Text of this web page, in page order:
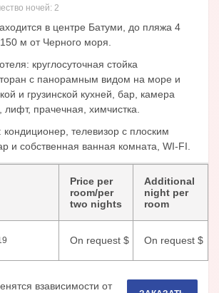
ночей: 2
в центре Батуми, до пляжа 4
м от Черного моря.
круглосуточная стойка
с панорамным видом на море и
и грузинской кухней, бар, камера
прачечная, химчистка.
телевизор с плоским
и собственная ванная комната, WI-FI.
Price per
room/per
two nights
Additional
night per
room
On request $ On request $
взависимости от